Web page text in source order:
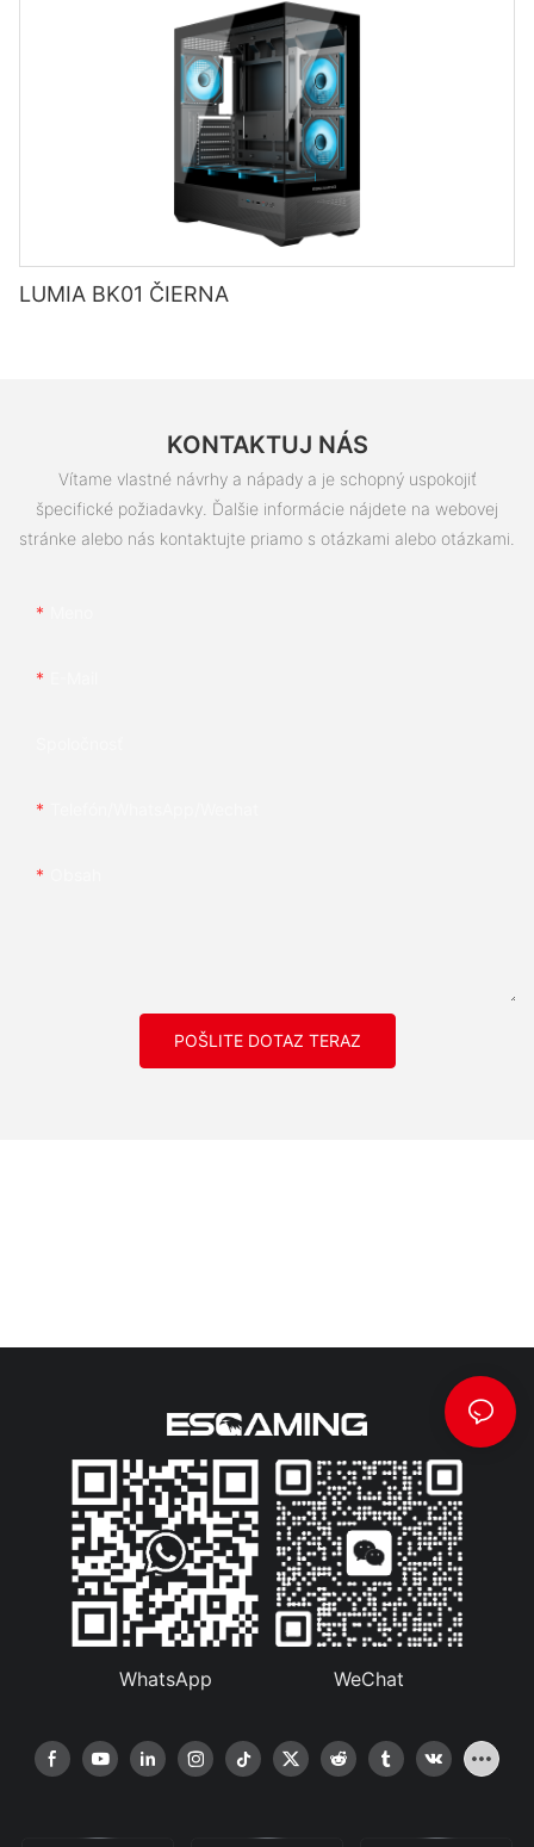
LUMIA BK01 ČIERNA
KONTAKTUJ NÁS
Vítame vlastné návrhy a nápady a je schopný uspokojiť
špecifické požiadavky. Ďalšie informácie nájdete na webovej
stránke alebo nás kontaktujte priamo s otázkami alebo otázkami.
POŠLITE DOTAZ TERAZ
WhatsApp WeChat